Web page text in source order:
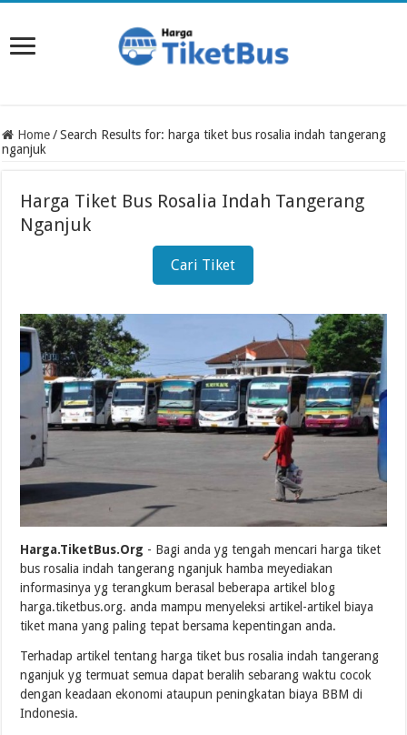
Home / Search Results for: harga tiket bus rosalia indah tangerang
nganjuk
Harga Tiket Bus Rosalia Indah Tangerang
Nganjuk
Cari Tiket
Harga.TiketBus.Org - Bagi anda yg tengah mencari harga tiket
bus rosalia indah tangerang nganjuk hamba meyediakan
informasinya yg terangkum berasal beberapa artikel blog
harga.tiketbus.org. anda mampu menyeleksi artikel-artikel biaya
tiket mana yang paling tepat bersama kepentingan anda.
Terhadap artikel tentang harga tiket bus rosalia indah tangerang
nganjuk yg termuat semua dapat beralih sebarang waktu cocok
dengan keadaan ekonomi ataupun peningkatan biaya BBM di
Indonesia.